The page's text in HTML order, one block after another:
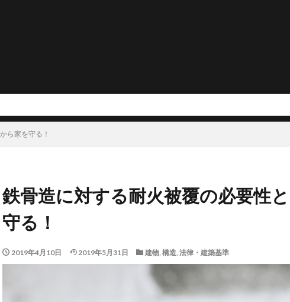
ら家を守る！
鉄骨造に対する耐火被覆の必要性
守る！
2019年4月10日 2019年5月31日 建物, 構造, 法律・建築基準